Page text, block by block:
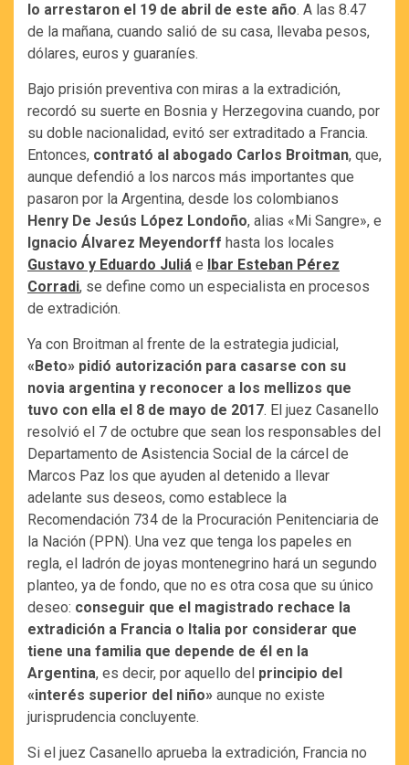
lo arrestaron el 19 de abril de este año. A las 8.47
de la mañana, cuando salió de su casa, llevaba pesos,
dólares, euros y guaraníes.
Bajo prisión preventiva con miras a la extradición,
recordó su suerte en Bosnia y Herzegovina cuando, por
su doble nacionalidad, evitó ser extraditado a Francia.
Entonces, contrató al abogado Carlos Broitman, que,
aunque defendió a los narcos más importantes que
pasaron por la Argentina, desde los colombianos
Henry De Jesús López Londoño, alias «Mi Sangre», e
Ignacio Álvarez Meyendorff hasta los locales
Gustavo y Eduardo Juliá e Ibar Esteban Pérez
Corradi, se define como un especialista en procesos
de extradición.
Ya con Broitman al frente de la estrategia judicial,
«Beto» pidió autorización para casarse con su
novia argentina y reconocer a los mellizos que
tuvo con ella el 8 de mayo de 2017. El juez Casanello
resolvió el 7 de octubre que sean los responsables del
Departamento de Asistencia Social de la cárcel de
Marcos Paz los que ayuden al detenido a llevar
adelante sus deseos, como establece la
Recomendación 734 de la Procuración Penitenciaria de
la Nación (PPN). Una vez que tenga los papeles en
regla, el ladrón de joyas montenegrino hará un segundo
planteo, ya de fondo, que no es otra cosa que su único
deseo: conseguir que el magistrado rechace la
extradición a Francia o Italia por considerar que
tiene una familia que depende de él en la
Argentina, es decir, por aquello del principio del
«interés superior del niño» aunque no existe
jurisprudencia concluyente.
Si el juez Casanello aprueba la extradición, Francia no